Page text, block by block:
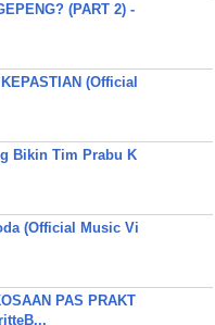
(PART 2) -
(Official
Bikin Tim Prabu K
(Official Music Vi
PAS PRAKT